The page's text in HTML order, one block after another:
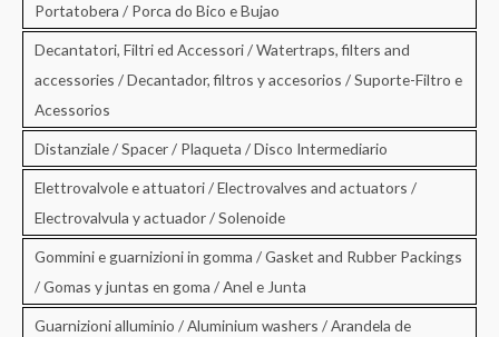
Portatobera / Porca do Bico e Bujao
Decantatori, Filtri ed Accessori / Watertraps, filters and
accessories / Decantador, filtros y accesorios / Suporte-Filtro e
Acessorios
Distanziale / Spacer / Plaqueta / Disco Intermediario
Elettrovalvole e attuatori / Electrovalves and actuators /
Electrovalvula y actuador / Solenoide
Gommini e guarnizioni in gomma / Gasket and Rubber Packings
/ Gomas y juntas en goma / Anel e Junta
Guarnizioni alluminio / Aluminium washers / Arandela de